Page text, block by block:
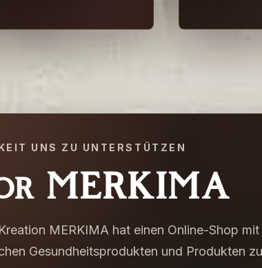
UNS ZU UNTERSTÜTZEN
MERKIMA
MERKIMA hat einen Online-Shop
Gesundheitsprodukten und Produkten